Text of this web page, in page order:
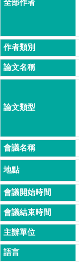
成
員
博
士
碩
在
職
專
班
學
術
研
究
國
家